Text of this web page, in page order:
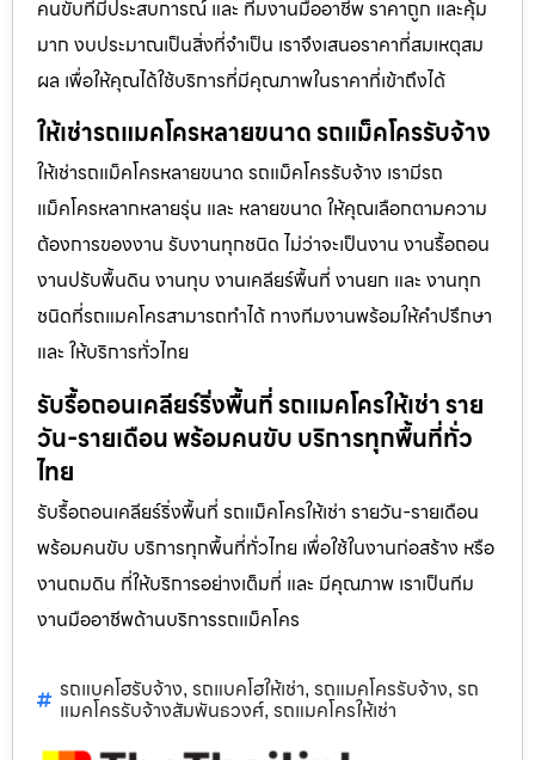
คนขับที่มีประสบการณ์ และ ทีมงานมืออาชีพ ราคาถูก และคุ้ม
มาก งบประมาณเป็นสิ่งที่จำเป็น เราจึงเสนอราคาที่สมเหตุสม
ผล เพื่อให้คุณได้ใช้บริการที่มีคุณภาพในราคาที่เข้าถึงได้
ให้เช่ารถแมคโครหลายขนาด รถแม็คโครรับจ้าง
ให้เช่ารถแม็คโครหลายขนาด รถแม็คโครรับจ้าง เรามีรถ
แม็คโครหลากหลายรุ่น และ หลายขนาด ให้คุณเลือกตามความ
ต้องการของงาน รับงานทุกชนิด ไม่ว่าจะเป็นงาน งานรื้อถอน
งานปรับพื้นดิน งานทุบ งานเคลียร์พื้นที่ งานยก และ งานทุก
ชนิดที่รถแมคโครสามารถทำได้ ทางทีมงานพร้อมให้คำปรึกษา
และ ให้บริการทั่วไทย
รับรื้อถอนเคลียร์ริ่งพื้นที่ รถแมคโครให้เช่า ราย
วัน-รายเดือน พร้อมคนขับ บริการทุกพื้นที่ทั่ว
ไทย
รับรื้อถอนเคลียร์ริ่งพื้นที่ รถแม็คโครให้เช่า รายวัน-รายเดือน
พร้อมคนขับ บริการทุกพื้นที่ทั่วไทย เพื่อใช้ในงานก่อสร้าง หรือ
งานถมดิน ที่ให้บริการอย่างเต็มที่ และ มีคุณภาพ เราเป็นทีม
งานมืออาชีพด้านบริการรถแม็คโคร
รถแบคโฮรับจ้าง, รถแบคโฮให้เช่า, รถแมคโครรับจ้าง, รถ
แมคโครรับจ้างสัมพันธวงศ์, รถแมคโครให้เช่า